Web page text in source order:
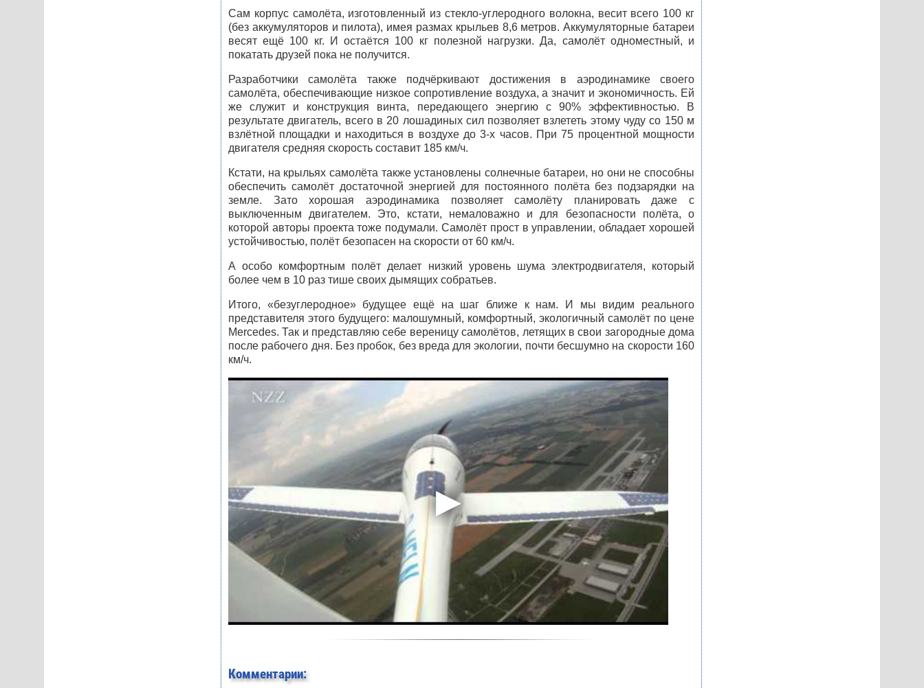
Сам корпус самолёта, изготовленный из стекло-углеродного волокна, весит всего 100 кг
(без аккумуляторов и пилота), имея размах крыльев 8,6 метров. Аккумуляторные батареи
весят ещё 100 кг. И остаётся 100 кг полезной нагрузки. Да, самолёт одноместный, и
покатать друзей пока не получится.
Разработчики самолёта также подчёркивают достижения в аэродинамике своего
самолёта, обеспечивающие низкое сопротивление воздуха, а значит и экономичность. Ей
же служит и конструкция винта, передающего энергию с 90% эффективностью. В
результате двигатель, всего в 20 лошадиных сил позволяет взлететь этому чуду со 150 м
взлётной площадки и находиться в воздухе до 3-х часов. При 75 процентной мощности
двигателя средняя скорость составит 185 км/ч.
Кстати, на крыльях самолёта также установлены солнечные батареи, но они не способны
обеспечить самолёт достаточной энергией для постоянного полёта без подзарядки на
земле. Зато хорошая аэродинамика позволяет самолёту планировать даже с
выключенным двигателем. Это, кстати, немаловажно и для безопасности полёта, о
которой авторы проекта тоже подумали. Самолёт прост в управлении, обладает хорошей
устойчивостью, полёт безопасен на скорости от 60 км/ч.
А особо комфортным полёт делает низкий уровень шума электродвигателя, который
более чем в 10 раз тише своих дымящих собратьев.
Итого, «безуглеродное» будущее ещё на шаг ближе к нам. И мы видим реального
представителя этого будущего: малошумный, комфортный, экологичный самолёт по цене
Mercedes. Так и представляю себе вереницу самолётов, летящих в свои загородные дома
после рабочего дня. Без пробок, без вреда для экологии, почти беcшумно на скорости 160
км/ч.
Комментарии: